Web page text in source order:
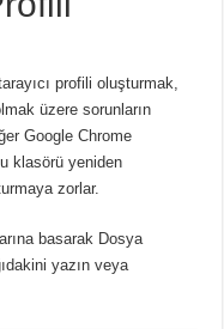
profili oluşturmak,
üzere sorunların
Google Chrome
klasörü yeniden
zorlar.
basarak Dosya
yazın veya